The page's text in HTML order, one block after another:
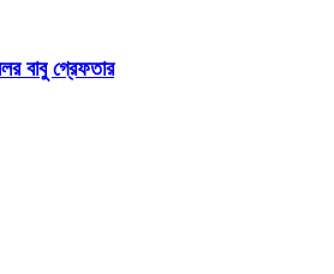
বাবু গ্রেফতার